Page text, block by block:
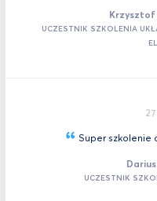
Krzysztof
UCZESTNIK SZKOLENIA
Super szkolenie
UCZESTNIK